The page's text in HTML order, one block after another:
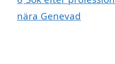
nära Genevad